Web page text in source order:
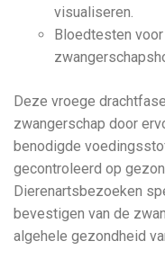
visualiseren.
Bloedtesten
Deze vroege
zwangerschap door
benodigde
gecontroleerd op
Dierenartsbezoeken
bevestigen van de
algehele gezondheid